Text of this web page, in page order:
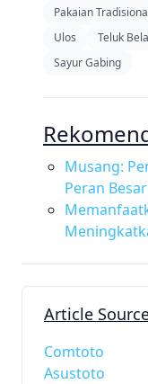
Pakaian
Ulos
Teluk
Sayur Gabing
Musang:
Peran
Article
Comtoto
Asustoto